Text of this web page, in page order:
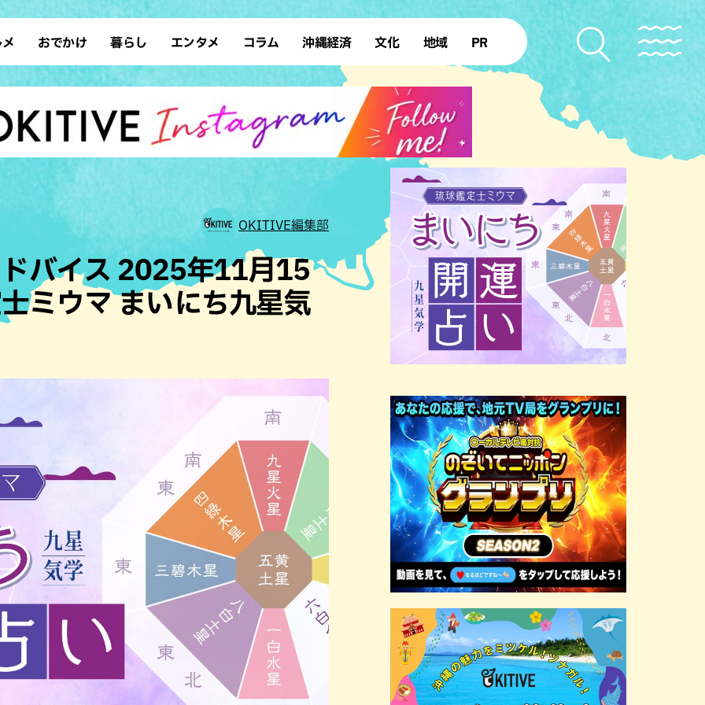
ン 沖縄そば
ウト カフェ
和食・日本料理
・焼肉 焼鳥・串料理
肉料理 居酒屋・バー
イキング
おでかけ
デート ドライブ
散歩 ソロ活
レジャー アート
ショッピング ホテル
サウナ 公園
沖縄の海
暮らし
レシピ SDGs
ファッション ローカルニュース
沖縄移住 沖縄旧暦行事
エンタメ
スポーツ 占い
タレント・芸人 テレビ
コラム 沖縄経済 文化
復帰50年
地域
本島北部 本島中部
本島南部 先島諸島
北部離島
PR
OKITIVE編集部
バイス 2025年11月15
ミウマ まいにち九星気